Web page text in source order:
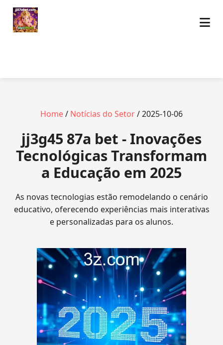
Home/ Notícias do Setor/ 2025-10-06
jj3g45 87a bet - Inovações
Tecnológicas Transformam
a Educação em 2025
As novas tecnologias estão remodelando o cenário
educativo, oferecendo experiências mais interativas
e personalizadas para os alunos.